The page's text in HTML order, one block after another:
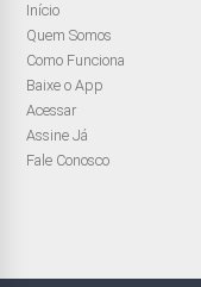
Início
Quem Somos
Como Funciona
Baixe o App
Acessar
Assine Já
Fale Conosco